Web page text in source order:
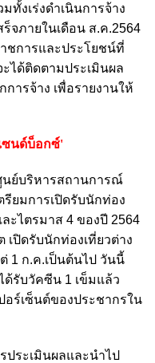
ทั้งเร่งดำเนินการจ้าง
จภายในเดือน ส.ค.2564
ชการและประโยชน์ที่
ได้ติดตามประเมินผล
ารจ้าง เพื่อรายงานให้
ซนด์บ็อกซ์'
นย์บริหารสถานการณ์
รียมการเปิดรับนักท่อง
ะไตรมาส 4 ของปี 2564
เปิดรับนักท่องเที่ยวต่าง
1 ก.ค.เป็นต้นไป วันนี้
รับวัคซีน 1 เข็มแล้ว
อร์เซ็นต์ของประชากรใน
ประเมินผลและนำไป